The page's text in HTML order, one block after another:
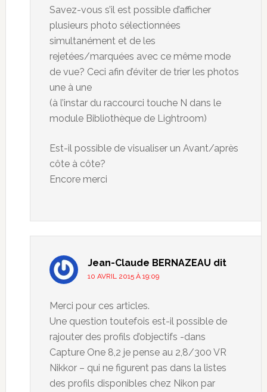
Savez-vous s’il est possible d’afficher
plusieurs photo sélectionnées
simultanément et de les
rejetées/marquées avec ce même mode
de vue? Ceci afin d’éviter de trier les photos
une à une
(à l’instar du raccourci touche N dans le
module Bibliothèque de Lightroom)
Est-il possible de visualiser un Avant/après
côte à côte?
Encore merci
Jean-Claude BERNAZEAU dit
10 AVRIL 2015 À 19:09
Merci pour ces articles.
Une question toutefois est-il possible de
rajouter des profils d’objectifs -dans
Capture One 8,2 je pense au 2,8/300 VR
Nikkor – qui ne figurent pas dans la listes
des profils disponibles chez Nikon par